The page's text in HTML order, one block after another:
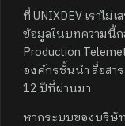
ที่ UNIXDEV เราไ
ข้อมูลในบทความนี้
Production
องค์กรชั้นนำ สื่อสา
12 ปีที่ผ่านมา
หากระบบของบริษั